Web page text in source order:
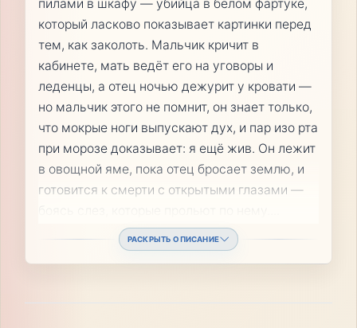
пилами в шкафу — убийца в белом фартуке,
который ласково показывает картинки перед
тем, как заколоть. Мальчик кричит в
кабинете, мать ведёт его на уговоры и
леденцы, а отец ночью дежурит у кровати —
но мальчик этого не помнит, он знает только,
что мокрые ноги выпускают дух, и пар изо рта
при морозе доказывает: я ещё жив. Он лежит
в овощной яме, пока отец бросает землю, и
готовится к смерти с открытыми глазами —
РАСКРЫТЬ ОПИСАНИЕ